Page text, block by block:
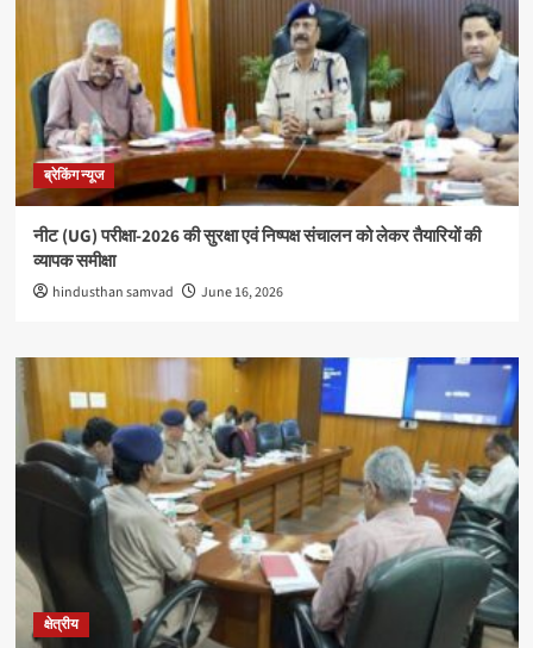
ब्रेकिंग न्यूज
नीट (UG) परीक्षा-2026 की सुरक्षा एवं निष्पक्ष संचालन को लेकर तैयारियों की
व्यापक समीक्षा
hindusthan samvad June 16, 2026
क्षेत्रीय